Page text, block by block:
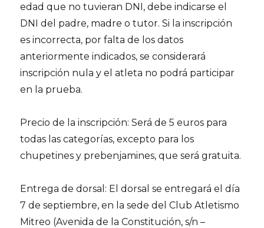
edad que no tuvieran DNI, debe indicarse el
DNI del padre, madre o tutor. Si la inscripción
es incorrecta, por falta de los datos
anteriormente indicados, se considerará
inscripción nula y el atleta no podrá participar
en la prueba.
Precio de la inscripción: Será de 5 euros para
todas las categorías, excepto para los
chupetines y prebenjamines, que será gratuita.
Entrega de dorsal: El dorsal se entregará el día
7 de septiembre, en la sede del Club Atletismo
Mitreo (Avenida de la Constitución, s/n –